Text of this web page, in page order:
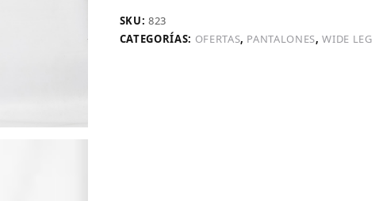
SKU:823
CATEGORÍAS: OFERTAS, PANTALONES,WIDE LEG